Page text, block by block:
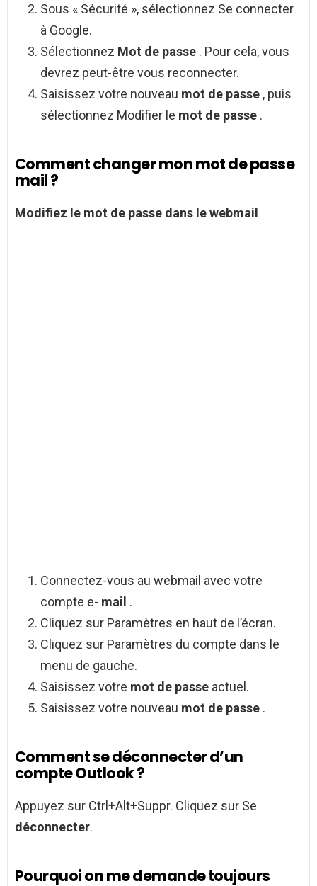
Sous « Sécurité », sélectionnez Se connecter
à Google.
Sélectionnez Mot de passe . Pour cela, vous
devrez peut-être vous reconnecter.
Saisissez votre nouveau mot de passe , puis
sélectionnez Modifier le mot de passe .
Comment changer mon mot de passe
mail ?
Modifiez le mot de passe dans le webmail
Connectez-vous au webmail avec votre
compte e- mail .
Cliquez sur Paramètres en haut de l’écran.
Cliquez sur Paramètres du compte dans le
menu de gauche.
Saisissez votre mot de passe actuel.
Saisissez votre nouveau mot de passe .
Comment se déconnecter d’un
compte Outlook ?
Appuyez sur Ctrl+Alt+Suppr. Cliquez sur Se
déconnecter.
Pourquoi on me demande toujours